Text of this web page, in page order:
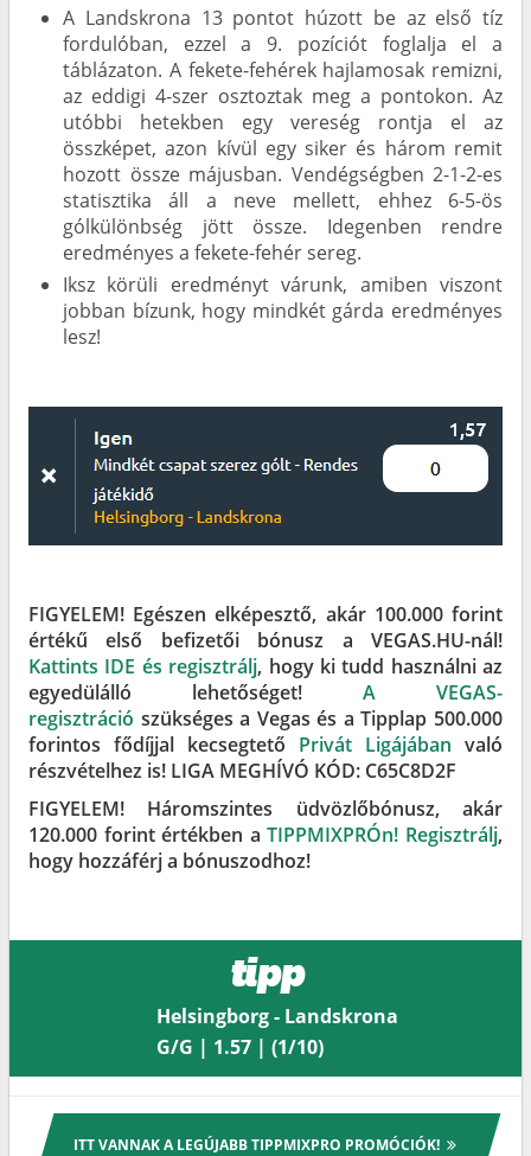
A Landskrona 13 pontot húzott be az első tíz
fordulóban, ezzel a 9. pozíciót foglalja el a
táblázaton. A fekete-fehérek hajlamosak remizni,
az eddigi 4-szer osztoztak meg a pontokon. Az
utóbbi hetekben egy vereség rontja el az
összképet, azon kívül egy siker és három remit
hozott össze májusban. Vendégségben 2-1-2-es
statisztika áll a neve mellett, ehhez 6-5-ös
gólkülönbség jött össze. Idegenben rendre
eredményes a fekete-fehér sereg.
Iksz körüli eredményt várunk, amiben viszont
jobban bízunk, hogy mindkét gárda eredményes
lesz!
FIGYELEM! Egészen elképesztő, akár 100.000 forint
értékű első befizetői bónusz a VEGAS.HU-nál!
Kattints IDE és regisztrálj, hogy ki tudd használni az
egyedülálló lehetőséget! A VEGAS-
regisztráció szükséges a Vegas és a Tipplap 500.000
forintos fődíjjal kecsegtető Privát Ligájában való
részvételhez is! LIGA MEGHÍVÓ KÓD: C65C8D2F
FIGYELEM! Háromszintes üdvözlőbónusz, akár
120.000 forint értékben aTIPPMIXPRÓn! Regisztrálj,
hogy hozzáférj a bónuszodhoz!
tipp
Helsingborg - Landskrona
G/G | 1.57 | (1/10)
ITT VANNAK A LEGÚJABB TIPPMIXPRO PROMÓCIÓK!